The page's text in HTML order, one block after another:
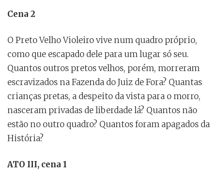
Cena 2
O Preto Velho Violeiro vive num quadro próprio,
como que escapado dele para um lugar só seu.
Quantos outros pretos velhos, porém, morreram
escravizados na Fazenda do Juiz de Fora? Quantas
crianças pretas, a despeito da vista para o morro,
nasceram privadas de liberdade lá? Quantos não
estão no outro quadro? Quantos foram apagados da
História?
ATO III, cena 1